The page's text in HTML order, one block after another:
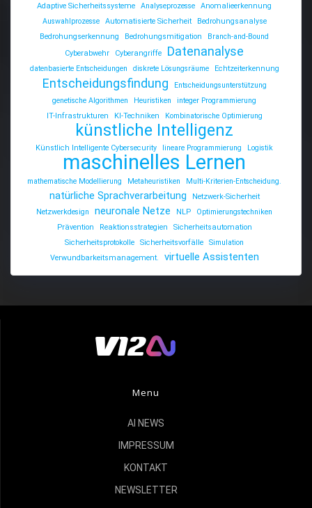
Adaptive Sicherheitssysteme Analyseprozesse
Anomalieerkennung
Auswahlprozesse
Automatisierte Sicherheit
Bedrohungsanalyse
Bedrohungserkennung
Bedrohungsmitigation
Branch-and-Bound
Cyberabwehr
Cyberangriffe Datenanalyse
datenbasierte Entscheidungen diskrete Lösungsräume Echtzeiterkennung
Entscheidungsfindung
Entscheidungsunterstützung
genetische Algorithmen
Heuristiken
integer Programmierung
IT-Infrastrukturen
KI-Techniken Kombinatorische Optimierung
künstliche Intelligenz
Künstlich Intelligente Cybersecurity lineare Programmierung Logistik
maschinelles Lernen
mathematische Modellierung Metaheuristiken Multi-Kriterien-Entscheidung.
natürliche Sprachverarbeitung
Netzwerk-Sicherheit
Netzwerkdesign
neuronale Netze NLP
Optimierungstechniken
Prävention
Reaktionsstrategien
Sicherheitsautomation
Sicherheitsprotokolle
Sicherheitsvorfälle
Simulation
Verwundbarkeitsmanagement.
virtuelle Assistenten
Menu
AI NEWS
IMPRESSUM
KONTAKT
NEWSLETTER